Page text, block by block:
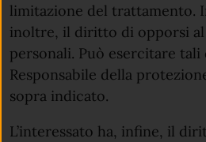
limitazione del trattamento.
inoltre, il diritto di opporsi
personali. Può esercitare
Responsabile della
sopra indicato.
L’interessato ha, infine, il